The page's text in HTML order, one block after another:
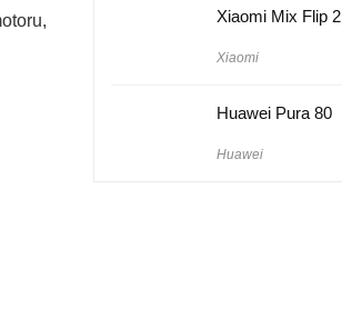
Xiaomi Mix Flip 2
Xiaomi
Huawei Pura 80
Huawei